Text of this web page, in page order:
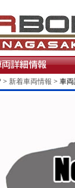
> 新着車両情報 > 車